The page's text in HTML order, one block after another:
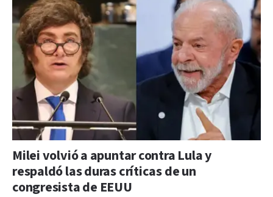
Milei volvió a apuntar contra Lula y
respaldó las duras críticas de un
congresista de EEUU